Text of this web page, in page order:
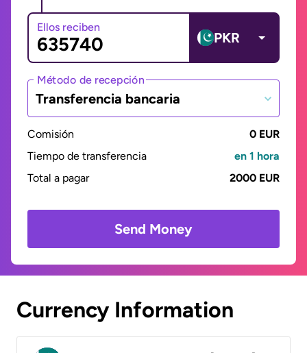
Ellos reciben
PKR
Método de recepción
Transferencia bancaria
Comisión
0 EUR
Tiempo de transferencia
en 1 hora
Total a pagar
2000 EUR
Send Money
Currency Information